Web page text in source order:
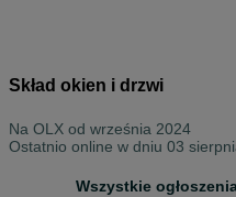
Skład okien i drzwi
Na OLX od września 2024
Ostatnio online w dniu 03
Wszystkie